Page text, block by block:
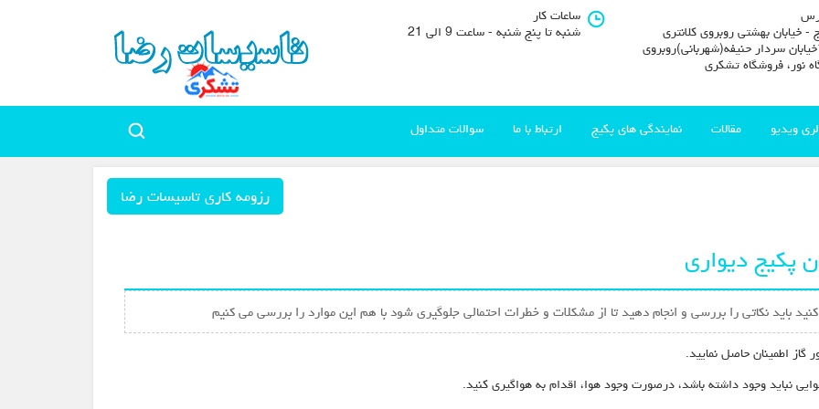
- خیابان بهشتی روبروی کلانتری
11خیابان سردار حنیفه(شهربانی)روبروی
نور، فروشگاه تشکری
ساعات کار
شنبه تا پنج شنبه - ساعت 9 الی 21
ویدیو مقالات نمایندگی های پکیج ارتباط با ما سوالات متداول
رزومه کاری تاسیسات رضا
پکیج دیواری
باید نکاتی را بررسی و انجام دهید تا از مشکلات و خطرات احتمالی جلوگیری شود با هم این موارد را بررسی می کنیم
گاز اطمینان حاصل نمایید.
نباید وجود داشته باشد، درصورت وجود هوا، اقدام به هواگیری کنید.